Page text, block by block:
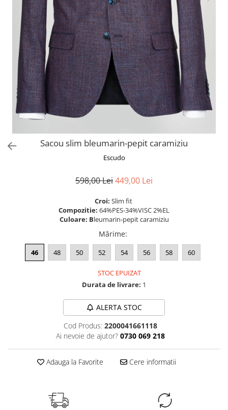
Sacou slim bleumarin-pepit caramiziu
Escudo
598,00 Lei449,00 Lei
Croi: Slim fit
Compozitie: 64%PES-34%VISC 2%EL
Culoare: Bleumarin-pepit caramiziu
Mărime:
46 48 50 52 54 56 58 60
STOC EPUIZAT
Durata de livrare: 1
ALERTA STOC
Cod Produs: 2200041661118
Ai nevoie de ajutor? 0730 069 218
Adauga la Favorite Cere informatii